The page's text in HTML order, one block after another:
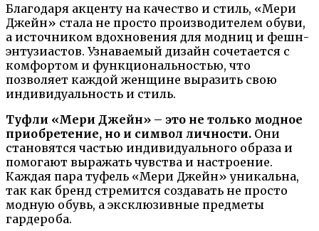
Благодаря акценту на качество и стиль, «Мери
Джейн» стала не просто производителем обуви,
а источником вдохновения для модниц и фешн-
энтузиастов. Узнаваемый дизайн сочетается с
комфортом и функциональностью, что
позволяет каждой женщине выразить свою
индивидуальность и стиль.
Туфли «Мери Джейн» – это не только модное
приобретение, но и символ личности. Они
становятся частью индивидуального образа и
помогают выражать чувства и настроение.
Каждая пара туфель «Мери Джейн» уникальна,
так как бренд стремится создавать не просто
модную обувь, а эксклюзивные предметы
гардероба.